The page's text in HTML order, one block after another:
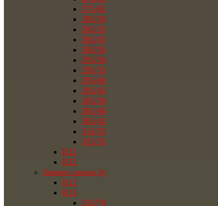
275/65
285/30
285/35
285/45
285/50
295/30
295/35
295/40
295/45
305/30
305/40
305/45
315/35
325/35
R21
R22
Зимние шины бу
R12
R13
135/70